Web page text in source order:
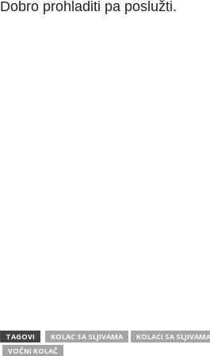
Dobro prohladiti pa poslužti.
TAGOVI KOLAC SA SLJIVAMA KOLACI SA SLJIVAMA
VOĆNI KOLAČ